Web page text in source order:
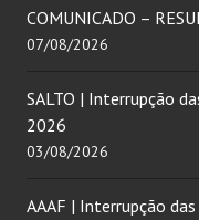
COMUNICADO –
07/08/2026
SALTO | Interrupção
2026
03/08/2026
AAAF | Interrupção